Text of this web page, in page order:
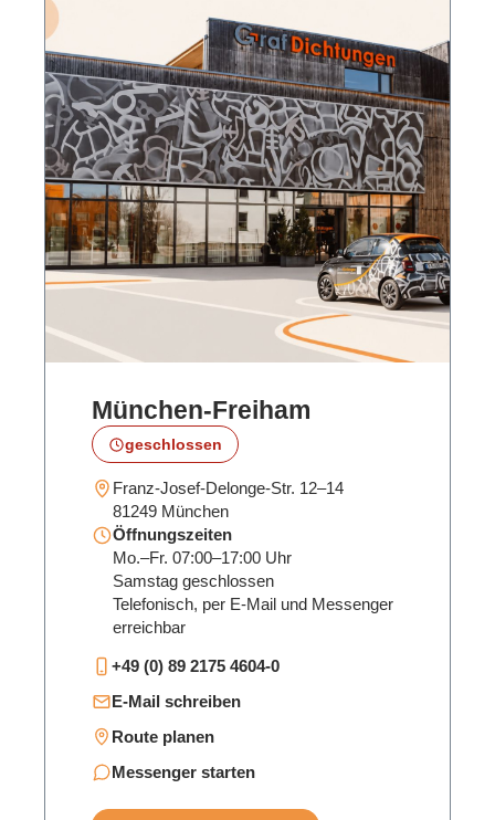
München‑Freiham
geschlossen
Franz-Josef-Delonge-Str. 12–14
81249 München
Öffnungszeiten
Mo.–Fr. 07:00–17:00 Uhr
Samstag geschlossen
Telefonisch, per E-Mail und Messenger
erreichbar
+49 (0) 89 2175 4604-0
E-Mail schreiben
Route planen
Messenger starten